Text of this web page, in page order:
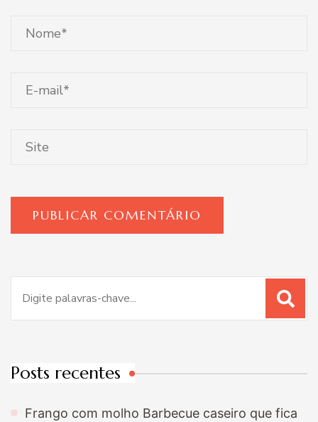
por:
Posts recentes
Frango com molho Barbecue caseiro que fica